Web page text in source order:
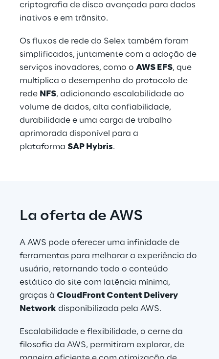
criptografia de disco avançada para dados
inativos e em trânsito.
Os fluxos de rede do Selex também foram
simplificados, juntamente com a adoção de
serviços inovadores, como o AWS EFS, que
multiplica o desempenho do protocolo de
rede NFS, adicionando escalabilidade ao
volume de dados, alta confiabilidade,
durabilidade e uma carga de trabalho
aprimorada disponível para a
plataforma SAP Hybris.
La oferta de AWS
A AWS pode oferecer uma infinidade de
ferramentas para melhorar a experiência do
usuário, retornando todo o conteúdo
estático do site com latência mínima,
graças à CloudFront Content Delivery
Network disponibilizada pela AWS.
Escalabilidade e flexibilidade, o cerne da
filosofia da AWS, permitiram explorar, de